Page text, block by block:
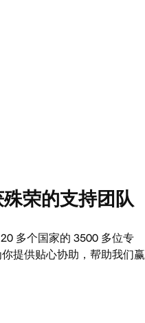
荣的支持团队
多个国家的 3500 多位专
提供贴心协助，帮助我们赢